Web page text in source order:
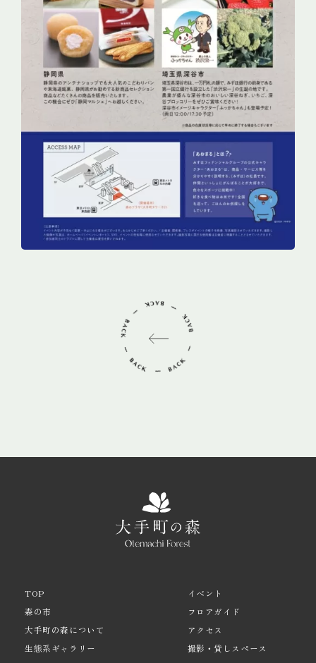
TOP
森の市
大手町の森について
生態系ギャラリー
イベント
フロアガイド
アクセス
撮影・貸しスペース